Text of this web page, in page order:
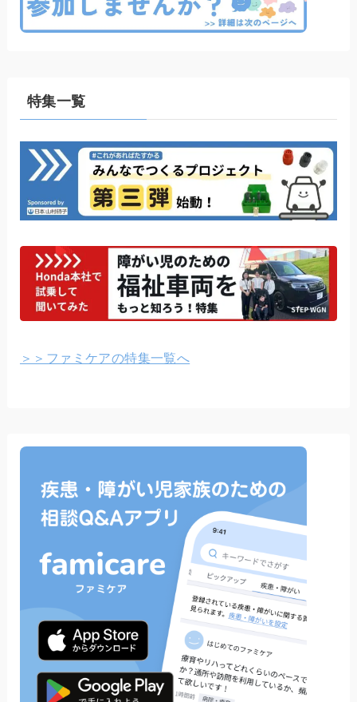
特集一覧
＞＞ファミケアの特集一覧へ